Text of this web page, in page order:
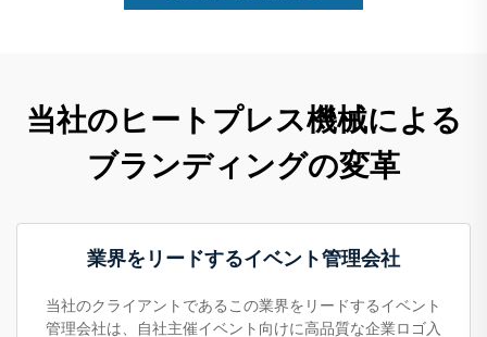
当社のヒートプレス機械による
ブランディングの変革
業界をリードするイベント管理会社
当社のクライアントであるこの業界をリードするイベント
管理会社は、自社主催イベント向けに高品質な企業ロゴ入